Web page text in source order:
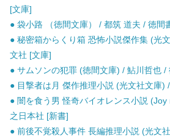
[文庫]
● 袋小路 （徳間文庫） / 都筑 道夫 / 徳間
● 秘密箱からくり箱 恐怖小説傑作集 (光
文社 [文庫]
● サムソンの犯罪 (徳間文庫) / 鮎川哲也 /
● 目撃者は月 傑作推理小説 (光文社文庫)
● 闇を食う男 怪奇バイオレンス小説
之日本社 [新書]
● 前後不覚殺人事件 長編推理小説 (光文